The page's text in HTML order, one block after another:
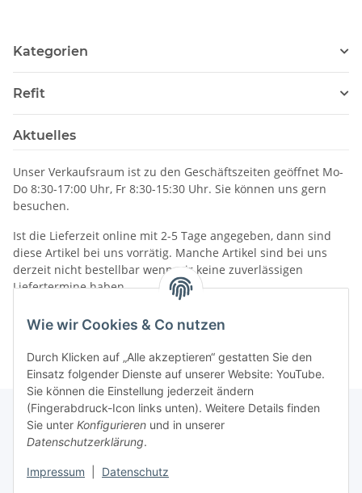
Wie wir Cookies & Co nutzen
Durch Klicken auf „Alle akzeptieren“ gestatten Sie den
Einsatz folgender Dienste auf unserer Website: YouTube.
Sie können die Einstellung jederzeit ändern
(Fingerabdruck-Icon links unten). Weitere Details finden
Sie unter Konfigurieren und in unserer
Datenschutzerklärung.
Impressum Datenschutz
Kategorien
Refit
Aktuelles
Unser Verkaufsraum ist zu den Geschäftszeiten geöffnet Mo-
Do 8:30-17:00 Uhr, Fr 8:30-15:30 Uhr. Sie können uns gern
besuchen.
Ist die Lieferzeit online mit 2-5 Tage angegeben, dann sind
diese Artikel bei uns vorrätig. Manche Artikel sind bei uns
derzeit nicht bestellbar wenn wir keine zuverlässigen
Liefertermine haben.
Informationen
Gesetzliche Informationen